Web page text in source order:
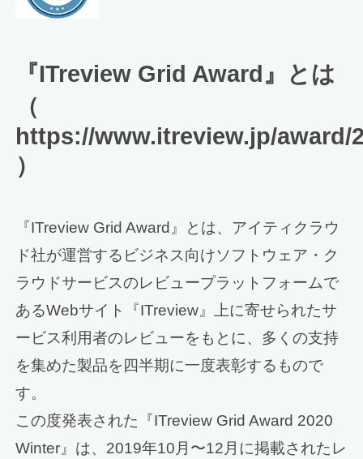
『ITreview Grid Award』とは
（
https://www.itreview.jp/award/
）
『ITreview Grid Award』とは、アイティクラウ
ド社が運営するビジネス向けソフトウェア・ク
ラウドサービスのレビュープラットフォームで
あるWebサイト『ITreview』上に寄せられたサ
ービス利用者のレビューをもとに、多くの支持
を集めた製品を四半期に一度表彰するもので
す。
この度発表された『ITreview Grid Award 2020
Winter』は、2019年10月〜12月に掲載されたレ